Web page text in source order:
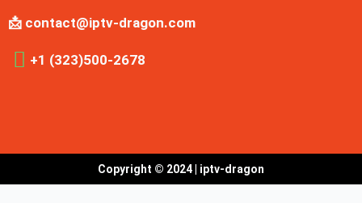
📩 contact@iptv-dragon.com
+1 (323)500-2678
Copyright © 2024 | iptv-dragon